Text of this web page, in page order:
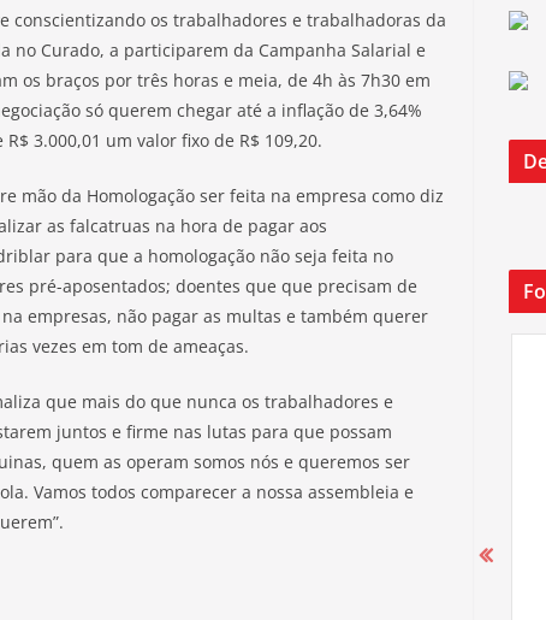
conscientizando os trabalhadores e trabalhadoras da
no Curado, a participarem da Campanha Salarial e
os braços por três horas e meia, de 4h às 7h30 em
só querem chegar até a inflação de 3,64%
3.000,01 um valor fixo de R$ 109,20.
mão da Homologação ser feita na empresa como diz
as falcatruas na hora de pagar aos
para que a homologação não seja feita no
pré-aposentados; doentes que que precisam de
empresas, não pagar as multas e também querer
vezes em tom de ameaças.
que mais do que nunca os trabalhadores e
juntos e firme nas lutas para que possam
quem as operam somos nós e queremos ser
Vamos todos comparecer a nossa assembleia e